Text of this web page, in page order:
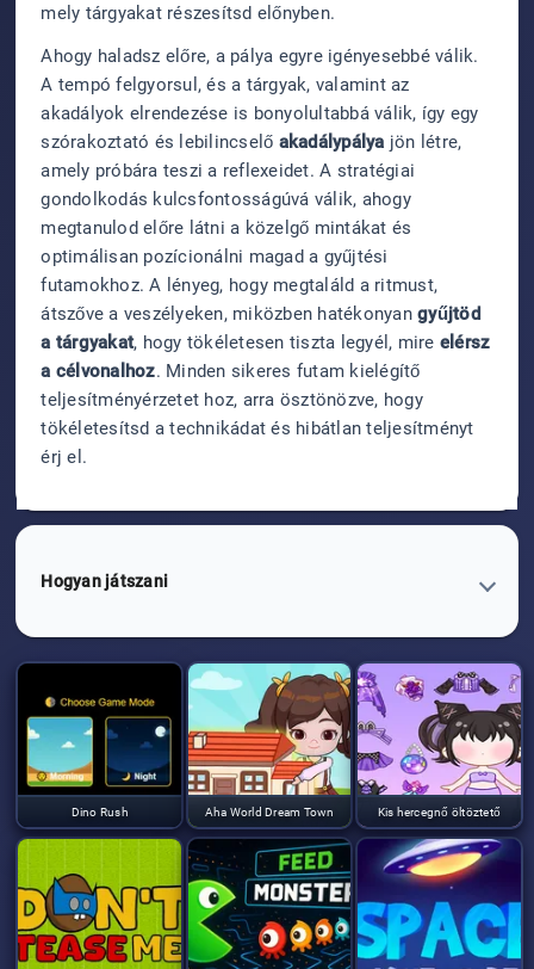
mely tárgyakat részesítsd előnyben.
Ahogy haladsz előre, a pálya egyre igényesebbé válik.
A tempó felgyorsul, és a tárgyak, valamint az
akadályok elrendezése is bonyolultabbá válik, így egy
szórakoztató és lebilincselő akadálypálya jön létre,
amely próbára teszi a reflexeidet. A stratégiai
gondolkodás kulcsfontosságúvá válik, ahogy
megtanulod előre látni a közelgő mintákat és
optimálisan pozícionálni magad a gyűjtési
futamokhoz. A lényeg, hogy megtaláld a ritmust,
átszőve a veszélyeken, miközben hatékonyangyűjtöd
a tárgyakat, hogy tökéletesen tiszta legyél, mire elérsz
a célvonalhoz. Minden sikeres futam kielégítő
teljesítményérzetet hoz, arra ösztönözve, hogy
tökéletesítsd a technikádat és hibátlan teljesítményt
érj el.
Hogyan játszani
Dino Rush Aha World Dream Town Kis hercegnő öltöztető